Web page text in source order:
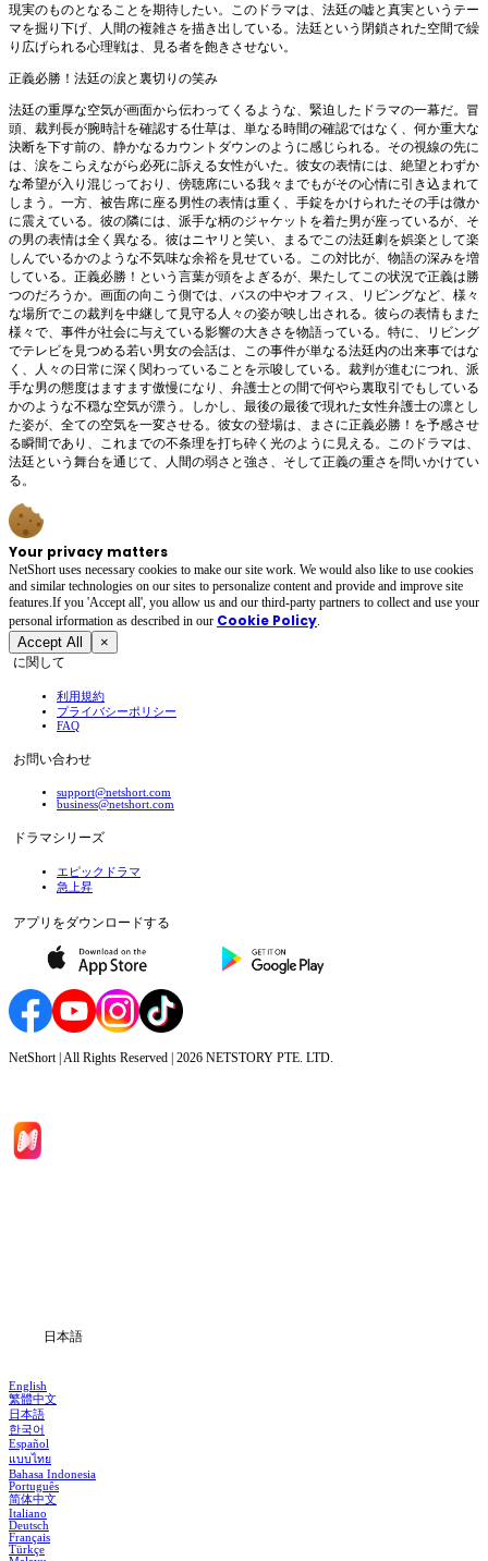
現実のものとなることを期待したい。このドラマは、法廷の嘘と真実というテー
マを掘り下げ、人間の複雑さを描き出している。法廷という閉鎖された空間で繰
り広げられる心理戦は、見る者を飽きさせない。
正義必勝！法廷の涙と裏切りの笑み
法廷の重厚な空気が画面から伝わってくるような、緊迫したドラマの一幕だ。冒
頭、裁判長が腕時計を確認する仕草は、単なる時間の確認ではなく、何か重大な
決断を下す前の、静かなるカウントダウンのように感じられる。その視線の先に
は、涙をこらえながら必死に訴える女性がいた。彼女の表情には、絶望とわずか
な希望が入り混じっており、傍聴席にいる我々までもがその心情に引き込まれて
しまう。一方、被告席に座る男性の表情は重く、手錠をかけられたその手は微か
に震えている。彼の隣には、派手な柄のジャケットを着た男が座っているが、そ
の男の表情は全く異なる。彼はニヤリと笑い、まるでこの法廷劇を娯楽として楽
しんでいるかのような不気味な余裕を見せている。この対比が、物語の深みを増
している。正義必勝！という言葉が頭をよぎるが、果たしてこの状況で正義は勝
つのだろうか。画面の向こう側では、バスの中やオフィス、リビングなど、様々
な場所でこの裁判を中継して見守る人々の姿が映し出される。彼らの表情もまた
様々で、事件が社会に与えている影響の大きさを物語っている。特に、リビング
でテレビを見つめる若い男女の会話は、この事件が単なる法廷内の出来事ではな
く、人々の日常に深く関わっていることを示唆している。裁判が進むにつれ、派
手な男の態度はますます傲慢になり、弁護士との間で何やら裏取引でもしている
かのような不穏な空気が漂う。しかし、最後の最後で現れた女性弁護士の凛とし
た姿が、全ての空気を一変させる。彼女の登場は、まさに正義必勝！を予感させ
る瞬間であり、これまでの不条理を打ち砕く光のように見える。このドラマは、
法廷という舞台を通じて、人間の弱さと強さ、そして正義の重さを問いかけてい
る。
Your privacy matters
NetShort uses necessary cookies to make our site work. We would also like to use cookies
and similar technologies on our sites to personalize content and provide and improve site
features.If you 'Accept all', you allow us and our third-party partners to collect and use your
personal irformation as described in our Cookie Policy.
Accept All ×
に関して
利用規約
プライバシーポリシー
FAQ
お問い合わせ
support@netshort.com
business@netshort.com
ドラマシリーズ
エピックドラマ
急上昇
アプリをダウンロードする
NetShort | All Rights Reserved | 2026 NETSTORY PTE. LTD.
日本語
English
繁體中文
日本語
한국어
Español
แบบไทย
Bahasa Indonesia
Português
简体中文
Italiano
Deutsch
Français
Türkçe